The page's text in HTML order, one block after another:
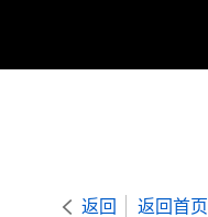
返回 返回首页